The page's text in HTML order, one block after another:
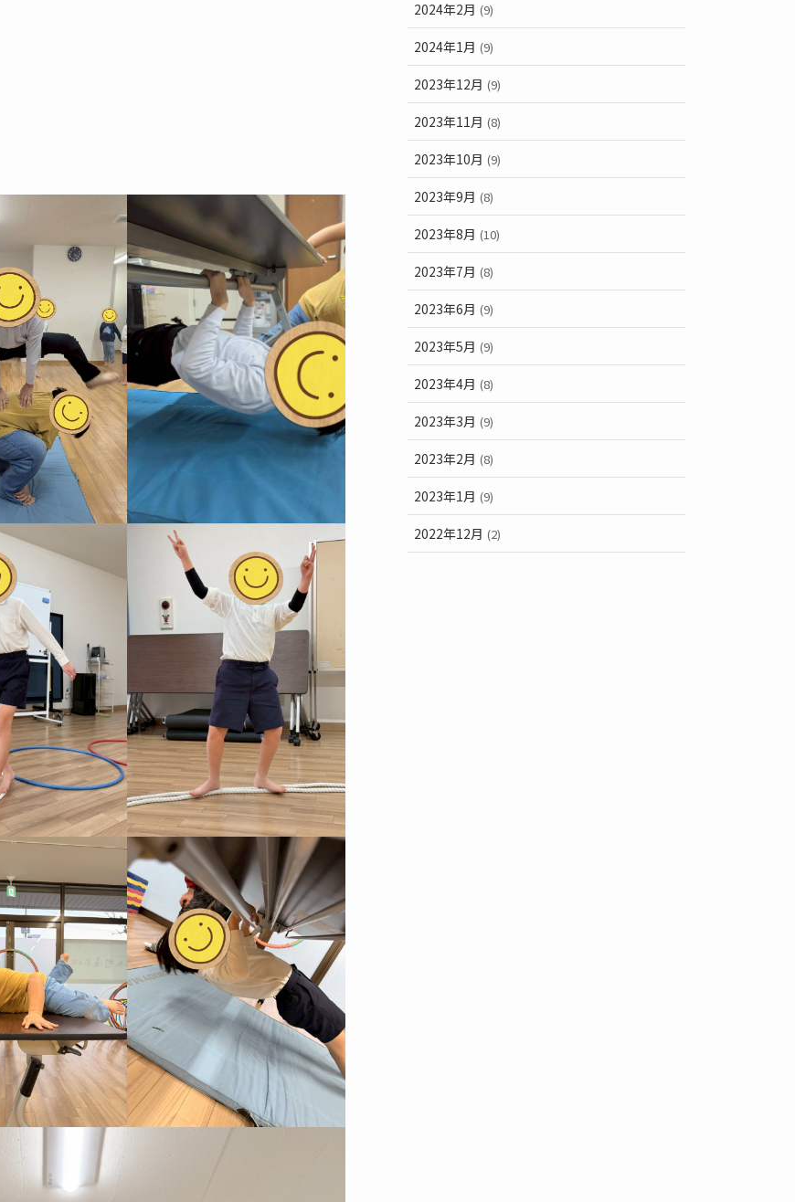
2024年2月 (9)
2024年1月 (9)
2023年12月 (9)
2023年11月 (8)
2023年10月 (9)
2023年9月 (8)
2023年8月 (10)
2023年7月 (8)
2023年6月 (9)
2023年5月 (9)
2023年4月 (8)
2023年3月 (9)
2023年2月 (8)
2023年1月 (9)
2022年12月 (2)